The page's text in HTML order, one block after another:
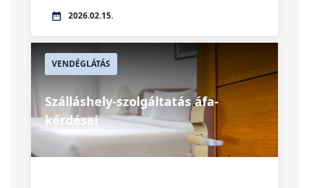
2026.02.15.
VENDÉGLÁTÁS
Szálláshely-szolgáltatás áfa-
kérdései